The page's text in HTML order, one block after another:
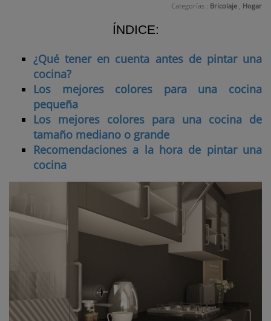
Categorías : Bricolaje , Hogar
ÍNDICE:
¿Qué tener en cuenta antes de pintar una
cocina?
Los mejores colores para una cocina
pequeña
Los mejores colores para una cocina de
tamaño mediano o grande
Recomendaciones a la hora de pintar una
cocina